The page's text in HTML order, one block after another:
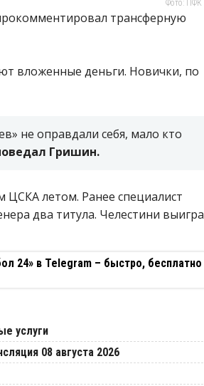
Фото:
трансферную
вложенные деньги. Новички, по
не оправдали себя, мало кто
Гришин.
летом. Ранее специалист
два титула. Челестини
24» в Telegram – быстро, бесплатно
услуги
08 августа 2026